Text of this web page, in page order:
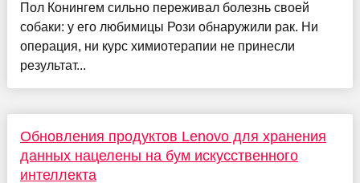
Пол Конингем сильно переживал болезнь своей
собаки: у его любимицы Рози обнаружили рак. Ни
операция, ни курс химиотерапии не принесли
результат...
Обновления продуктов Lenovo для хранения
данных нацелены на бум искусственного
интеллекта